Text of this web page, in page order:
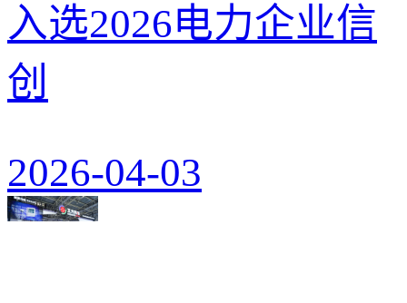
入选2026电力企业信
创
2026-04-03